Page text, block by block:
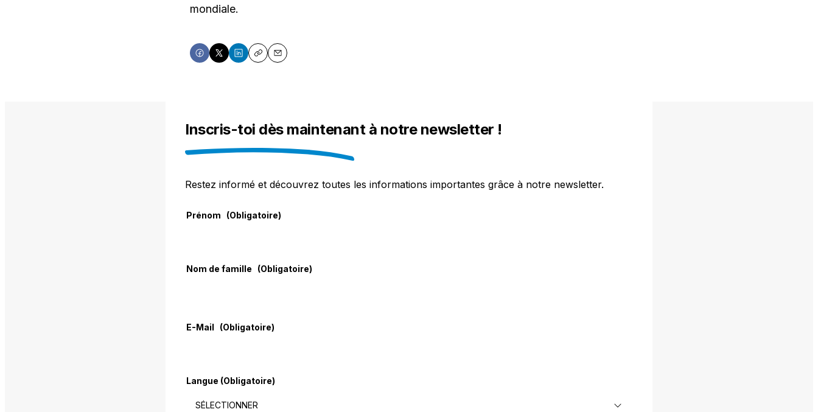
mondiale.
ShareShareShareCopyEmail
Inscris-toi dès maintenant à notre newsletter !
Restez informé et découvrez toutes les informations importantes grâce à notre newsletter.
(Obligatoire)
(Obligatoire)
(Obligatoire)
Langue (Obligatoire)